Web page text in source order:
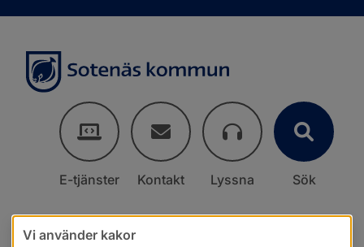
E-tjänster Kontakt Lyssna Sök
Vi använder kakor